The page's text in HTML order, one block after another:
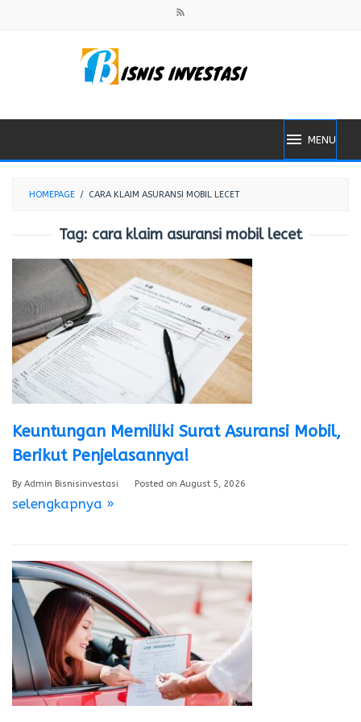
MENU
HOMEPAGE / CARA KLAIM ASURANSI MOBIL LECET
Tag: cara klaim asuransi mobil lecet
Keuntungan Memiliki Surat Asuransi Mobil,
Berikut Penjelasannya!
By Admin Bisnisinvestasi Posted on August 5, 2026
selengkapnya »